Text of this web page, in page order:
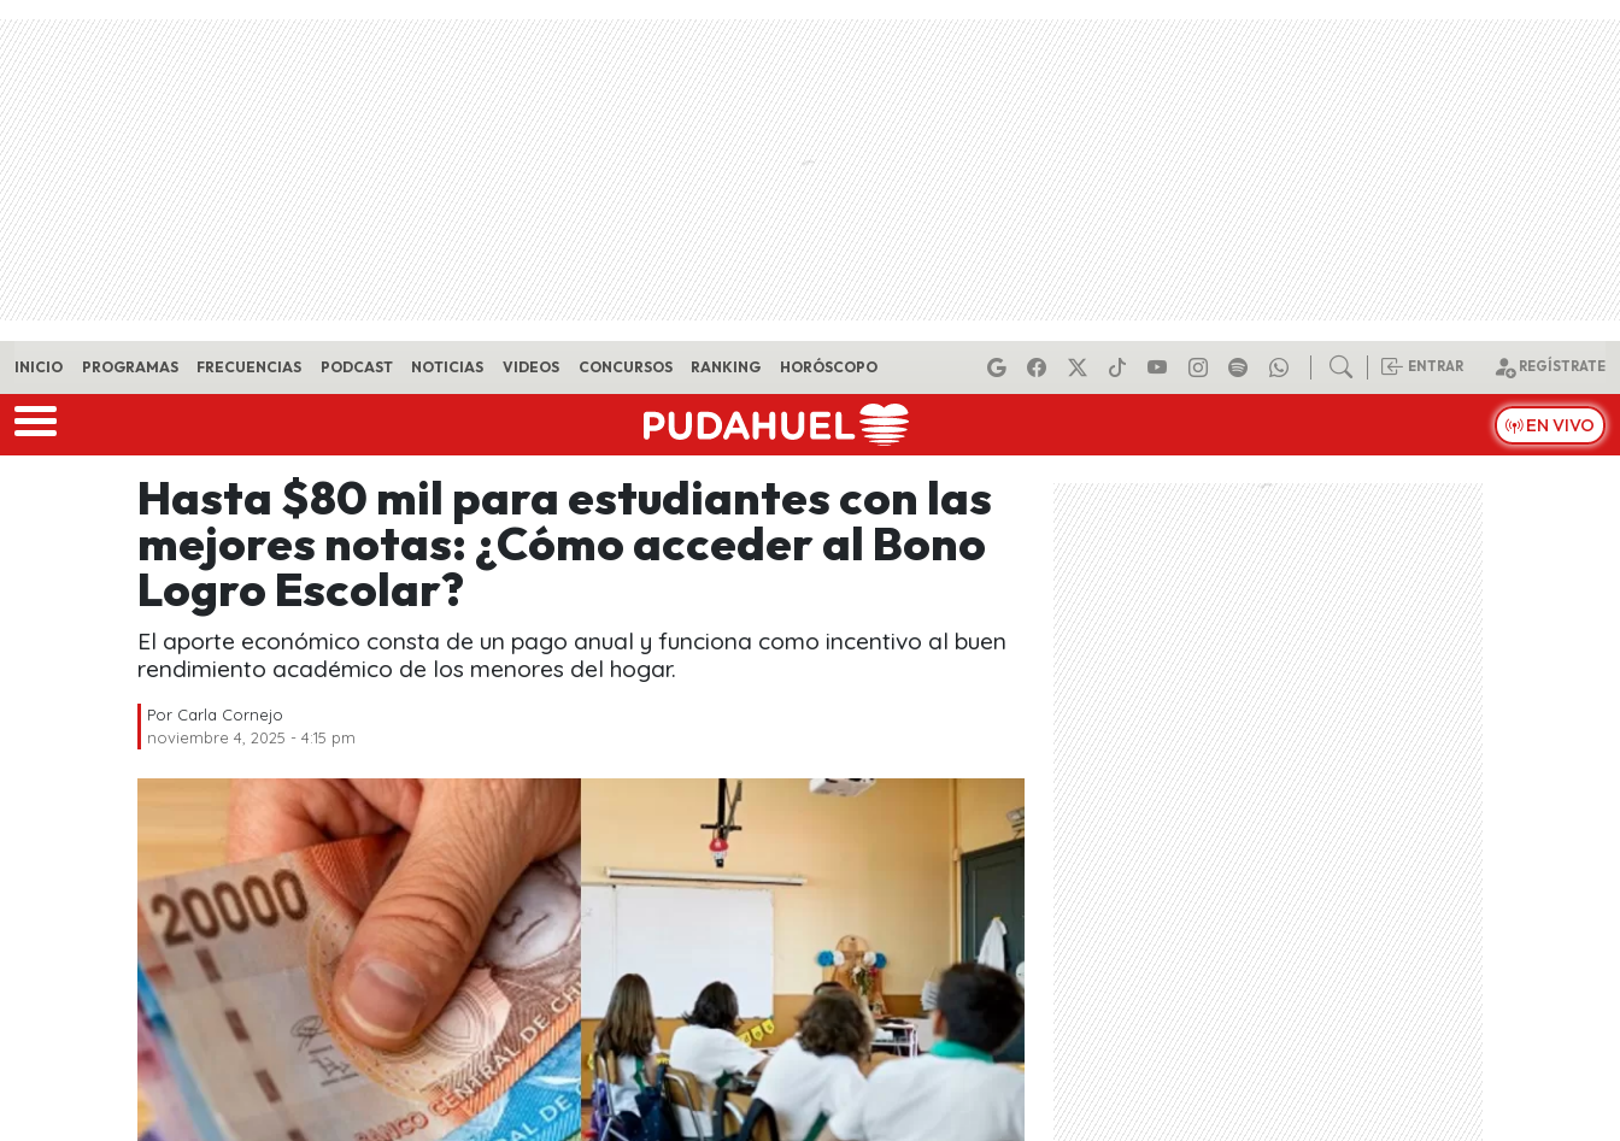
Skip to main content
INICIO PROGRAMAS FRECUENCIAS PODCAST NOTICIAS VIDEOS CONCURSOS RANKING HORÓSCOPO ENTRAR REGÍSTRATE
EN VIVO
Hasta $80 mil para estudiantes con las
mejores notas: ¿Cómo acceder al Bono
Logro Escolar?
El aporte económico consta de un pago anual y funciona como incentivo al buen
rendimiento académico de los menores del hogar.
Por Carla Cornejo
noviembre 4, 2025 - 4:15 pm